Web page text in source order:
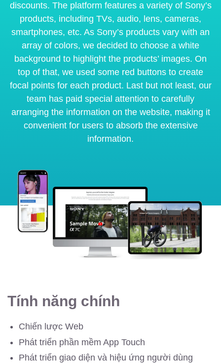
discounts. The platform features a variety of Sony’s
products, including TVs, audio, lens, cameras,
smartphones, etc. As Sony’s products vary with an
array of colors, we decided to choose a white
background to highlight the products’ images. On
top of that, we used some red buttons to create
focal points for each product. Last but not least, our
team has paid special attention to carefully
arranging the information on the website, making it
convenient for users to absorb the extensive
information.
Tính năng chính
Chiến lược Web
Phát triển phần mềm App Touch
Phát triển giao diện và hiệu ứng người dùng